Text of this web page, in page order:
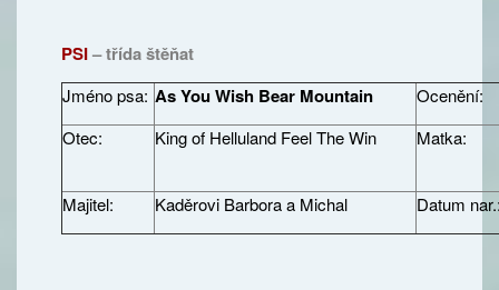
PSI– třída štěňat
Jméno psa: As You Wish Bear Mountain
Ocenění:
Otec:
King of Helluland Feel The Win Matka:
Majitel: Kaděrovi Barbora a Michal Datum